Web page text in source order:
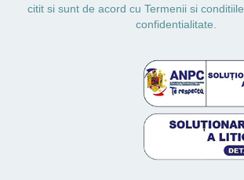
citit si sunt de acord cu Termenii si conditiile
confidentialitate.